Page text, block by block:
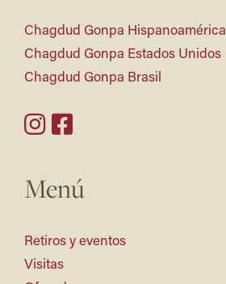
Chagdud Gonpa Hispanoamérica
Chagdud Gonpa Estados Unidos
Chagdud Gonpa Brasil
Menú
Retiros y eventos
Visitas